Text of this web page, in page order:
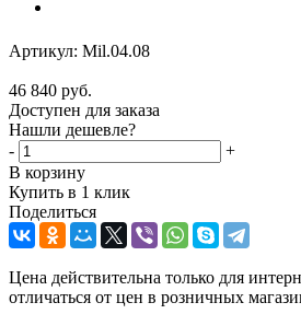
Артикул: Mil.04.08
46 840 руб.
Доступен для заказа
Нашли дешевле?
-
+
В корзину
Купить в 1 клик
Поделиться
Цена действительна только для
отличаться от цен в розничных